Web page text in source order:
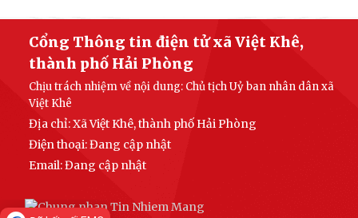
Cổng Thông tin điện tử xã Việt Khê,
thành phố Hải Phòng
Chịu trách nhiệm về nội dung: Chủ tịch Uỷ ban nhân dân xã
Việt Khê
Địa chỉ: Xã Việt Khê, thành phố Hải Phòng
Điện thoại: Đang cập nhật
Email: Đang cập nhật